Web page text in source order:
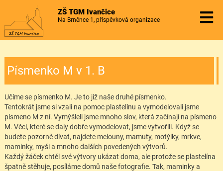
ZŠ TGM Ivančice
Na Brněnce 1, příspěvková organizace
Písmenko M v 1. B
Učíme se písmenko M. Je to již naše druhé písmenko.
Tentokrát jsme si vzali na pomoc plastelínu a vymodelovali jsme
písmeno M z ní. Vymýšleli jsme mnoho slov, která začínají na písmeno
M. Věci, které se daly dobře vymodelovat, jsme vytvořili. Když se
budete pozorně dívat, najdete melouny, mamuty, motýlky, mrkve,
maminky, myši a mnoho dalších povedených výtvorů.
Každý žáček chtěl své výtvory ukázat doma, ale protože se plastelína
špatně stěhuje, posíláme domů naše fotografie. Tak, maminky a